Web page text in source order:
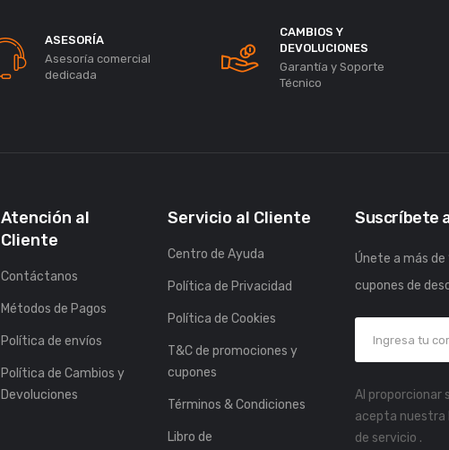
ASESORÍA
Asesoría comercial
dedicada
CAMBIOS Y
DEVOLUCIONES
Garantía y Soporte
Técnico
Atención al
Cliente
Contáctanos
Métodos de Pagos
Política de envíos
Política de Cambios y
Devoluciones
Servicio al Cliente
Centro de Ayuda
Política de Privacidad
Política de Cookies
T&C de promociones y
cupones
Términos & Condiciones
Libro de
Suscríbete
Únete a más
cupones de
Al proporcionar
acepta nuestra
de servicio .